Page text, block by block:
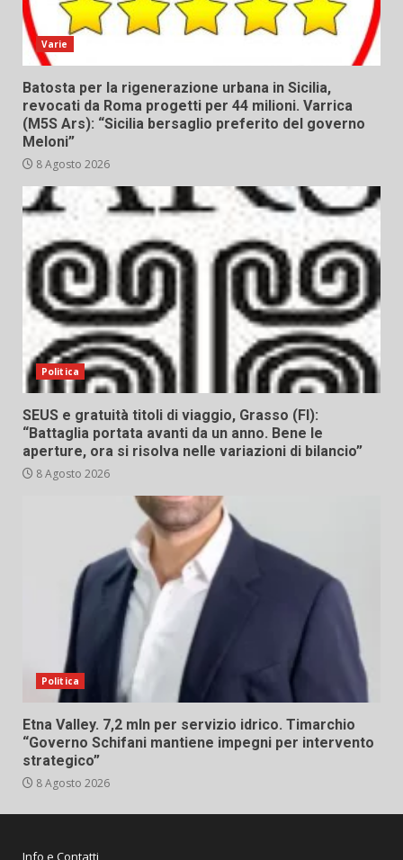
Varie
Batosta per la rigenerazione urbana in Sicilia,
revocati da Roma progetti per 44 milioni. Varrica
(M5S Ars): “Sicilia bersaglio preferito del governo
Meloni”
8 Agosto 2026
Politica
SEUS e gratuità titoli di viaggio, Grasso (FI):
“Battaglia portata avanti da un anno. Bene le
aperture, ora si risolva nelle variazioni di bilancio”
8 Agosto 2026
Politica
Etna Valley. 7,2 mln per servizio idrico. Timarchio
“Governo Schifani mantiene impegni per intervento
strategico”
8 Agosto 2026
Info e Contatti